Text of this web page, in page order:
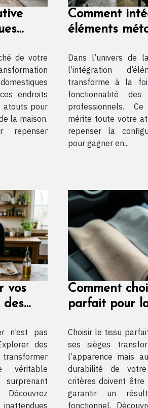
de votre
endroits
atouts pour
la maison.
repenser
Comment
éléments
industrielle ?
Dans l’univers de
l’intégration
transforme à la
fonctionnalité des
professionnels.
mérite toute votre
repenser la
pour gagner en...
vos
des
n’est pas
des
véritable
Comment
parfait pour
Choisir le tissu
ses sièges
l’apparence mais
durabilité de
critères doivent
garantir un
fonctionnel.